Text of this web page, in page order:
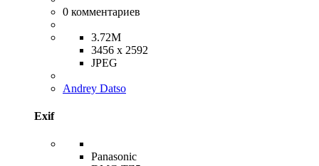
0 комментариев
3.72M
3456 x 2592
JPEG
Andrey Datso
Exif
Panasonic